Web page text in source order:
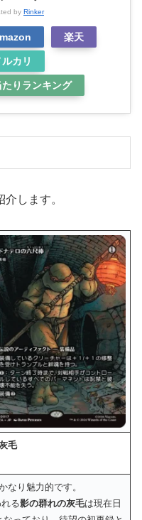
by Rinker
楽天
ルカリ
たりランキング
します。
毛
なり魅力的です。
る影の群れの灰毛は現在日